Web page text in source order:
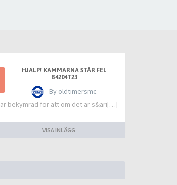
HJÄLP! KAMMARNA STÅR FEL
B4204T23
- By oldtimersmc
är bekymrad för att om det är s&ari[…]
VISA INLÄGG